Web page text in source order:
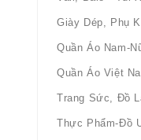
Giày Dép, Phụ
Quần Áo Nam-
Quần Áo Việt
Trang Sức, Đồ
Thực Phẩm-Đồ